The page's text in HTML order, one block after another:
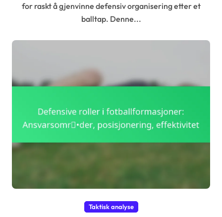
for raskt å gjenvinne defensiv organisering etter et
balltap. Denne...
Taktisk analyse